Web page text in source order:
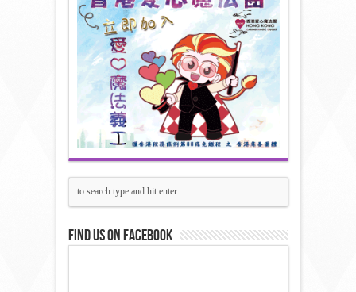
Find us on Facebook